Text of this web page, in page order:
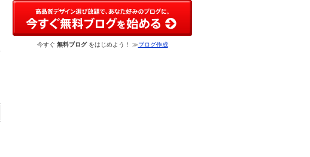
今すぐ 無料ブログをはじめよう！ ≫ブログ作成